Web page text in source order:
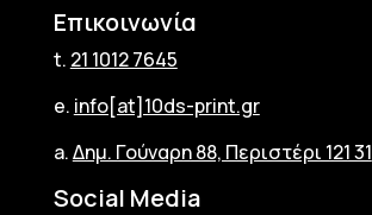
Επικοινωνία
t. 21 1012 7645
e. info[at]10ds-print.gr
a.Δημ. Γούναρη 88, Περιστέρι 121 31
Social Media